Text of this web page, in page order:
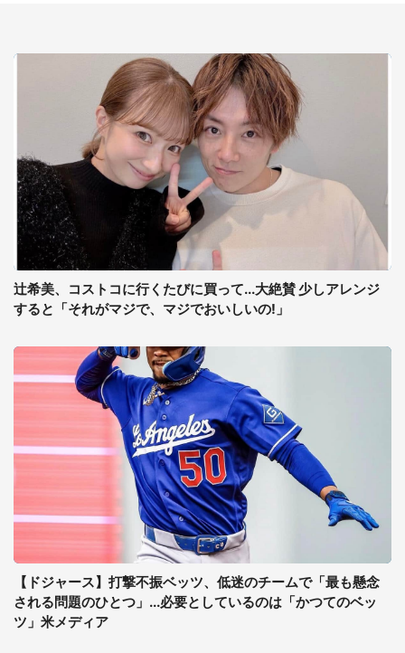
辻希美、コストコに行くたびに買って...大絶賛 少しアレンジ
すると「それがマジで、マジでおいしいの!」
【ドジャース】打撃不振ベッツ、低迷のチームで「最も懸念
される問題のひとつ」...必要としているのは「かつてのベッ
ツ」米メディア